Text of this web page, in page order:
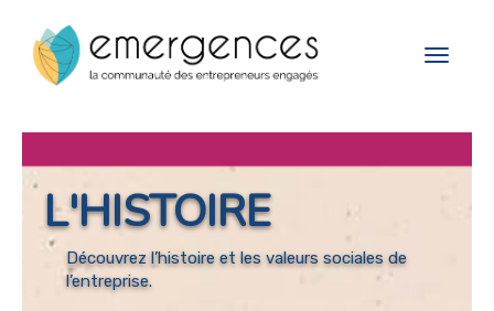
Toggle
L'HISTOIRE
Découvrez l’histoire et les valeurs sociales de
l’entreprise.